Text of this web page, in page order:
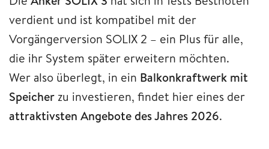
verdient und ist kompatibel mit der
Vorgängerversion SOLIX 2 – ein Plus für alle,
die ihr System später erweitern möchten.
Wer also überlegt, in ein Balkonkraftwerk mit
Speicherzu investieren, findet hier eines der
attraktivsten Angebote des Jahres 2026.